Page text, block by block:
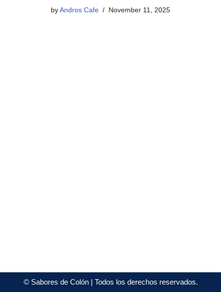
by Andros Cafe November 11, 2025
©Sabores de Colón| Todos los derechos reservados.